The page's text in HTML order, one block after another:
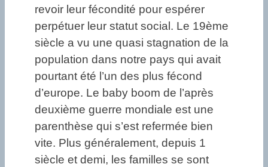
revoir leur fécondité pour espérer
perpétuer leur statut social. Le 19ème
siècle a vu une quasi stagnation de la
population dans notre pays qui avait
pourtant été l’un des plus fécond
d’europe. Le baby boom de l’après
deuxième guerre mondiale est une
parenthèse qui s’est refermée bien
vite. Plus généralement, depuis 1
siècle et demi, les familles se sont